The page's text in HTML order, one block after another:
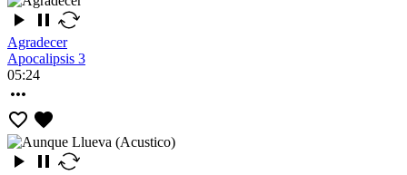
Agradecer
Apocalipsis 3
05:24